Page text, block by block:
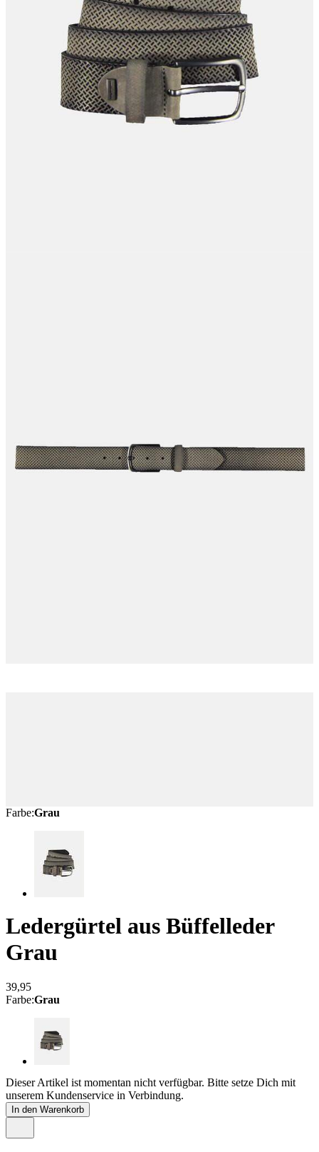
Farbe:Grau
Ledergürtel aus Büffelleder
Grau
39,95
Farbe:Grau
Dieser Artikel ist momentan nicht verfügbar. Bitte setze Dich mit
unserem Kundenservice in Verbindung.
In den Warenkorb